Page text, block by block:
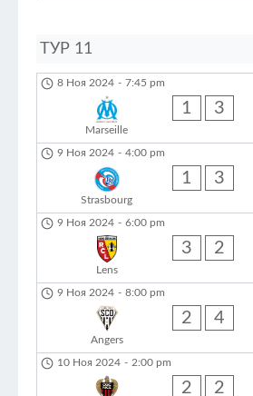
ТУР 11
8 Ноя 2024 - 7:45 pm
Marseille
1 3
9 Ноя 2024 - 4:00 pm
Strasbourg
1 3
9 Ноя 2024 - 6:00 pm
Lens
3 2
9 Ноя 2024 - 8:00 pm
Angers
2 4
10 Ноя 2024 - 2:00 pm
2 2